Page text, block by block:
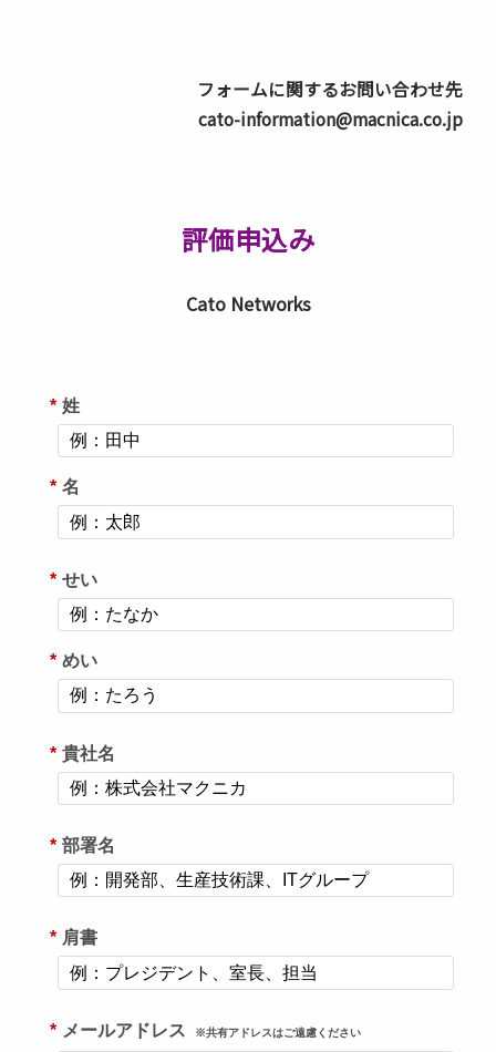
フォームに関するお問い合わせ先
cato-information@macnica.co.jp
評価申込み
Cato Networks
* 姓
* 名
* せい
* めい
* 貴社名
* 部署名
* 肩書
* メールアドレス ※共有アドレスはご遠慮ください